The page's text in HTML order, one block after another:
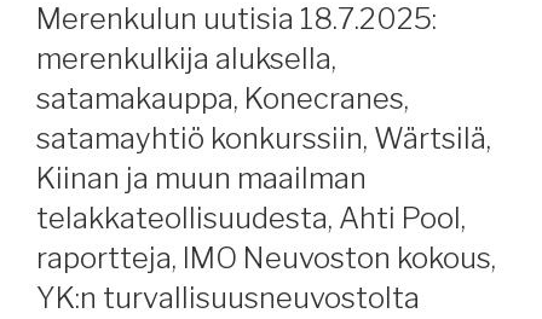
Merenkulun uutisia 18.7.2025:
merenkulkija aluksella,
satamakauppa, Konecranes,
satamayhtiö konkurssiin, Wärtsilä,
Kiinan ja muun maailman
telakkateollisuudesta, Ahti Pool,
raportteja, IMO Neuvoston kokous,
YK:n turvallisuusneuvostolta